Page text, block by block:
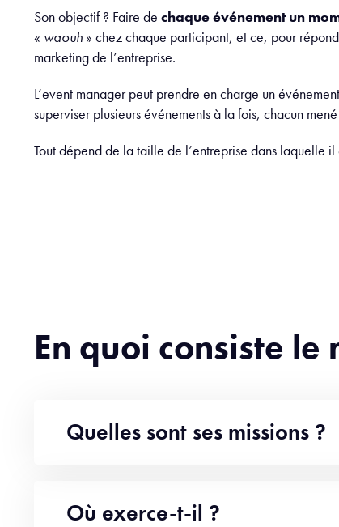
Son objectif ? Faire de chaque événement un
« waouh » chez chaque participant, et ce, pour
marketing de l’entreprise.
L’event manager peut prendre en charge un
superviser plusieurs événements à la fois, chacun
Tout dépend de la taille de l’entreprise dans laquelle
En quoi consiste
Quelles sont ses missions ?
Où exerce-t-il ?